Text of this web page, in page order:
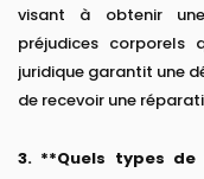
visant à obtenir
préjudices corporels
juridique garantit une
de recevoir une
3. **Quels types